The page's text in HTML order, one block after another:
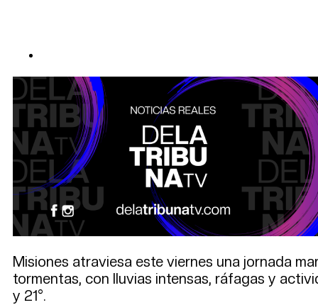
Misiones atraviesa este viernes una jornada
tormentas, con lluvias intensas, ráfagas y
y 21°.